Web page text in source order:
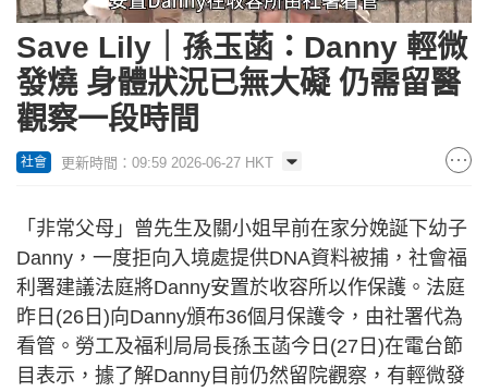
Unmute Loaded:
36.84%
Save Lily｜孫玉菡：Danny 輕微
發燒 身體狀況已無大礙 仍需留醫
觀察一段時間
社會 更新時間：09:59 2026-06-27 HKT
「非常父母」曾先生及關小姐早前在家分娩誕下幼子
Danny，一度拒向入境處提供DNA資料被捕，社會福
利署建議法庭將Danny安置於收容所以作保護。法庭
昨日(26日)向Danny頒布36個月保護令，由社署代為
看管。勞工及福利局局長孫玉菡今日(27日)在電台節
目表示，據了解Danny目前仍然留院觀察，有輕微發